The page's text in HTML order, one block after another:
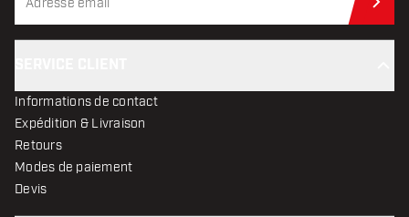
Informations de contact
Expédition & Livraison
Retours
Modes de paiement
Devis